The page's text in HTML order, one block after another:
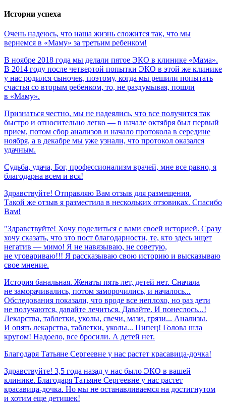
Истории успеха
Очень надеюсь, что наша жизнь сложится так, что мы
вернемся в «Маму» за третьим ребенком!
В ноябре 2018 года мы делали пятое ЭКО в клинике «Мама».
В 2014 году после четвертой попытки ЭКО в этой же клинике
у нас родился сыночек, поэтому, когда мы решили попытать
счастья со вторым ребенком, то, не раздумывая, пошли
в «Маму».
Признаться честно, мы не надеялись, что все получится так
быстро и относительно легко — в начале октября был первый
прием, потом сбор анализов и начало протокола в середине
ноября, а в декабре мы уже узнали, что протокол оказался
удачным.
Судьба, удача, Бог, профессионализм врачей, мне все равно, я
благодарна всем и вся!
Здравствуйте! Отправляю Вам отзыв для размещения.
Такой же отзыв я разместила в нескольких отзовиках. Спасибо
Вам!
"Здравствуйте! Хочу поделиться с вами своей историей. Сразу
хочу сказать, что это пост благодарности, те, кто здесь ищет
негатив — мимо! Я не навязываю, не советую,
не уговариваю!!! Я рассказываю свою историю и высказываю
свое мнение.
История банальная. Женаты пять лет, детей нет. Сначала
не заморачивались, потом заморочились, и началось...
Обследования показали, что вроде все неплохо, но раз дети
не получаются, давайте лечиться. Давайте. И понеслось...!
Лекарства, таблетки, уколы, свечи, мази, грязи... Анализы.
И опять лекарства, таблетки, уколы... Пипец! Голова шла
кругом! Надоело, все бросили. А детей нет.
Благодаря Татьяне Сергеевне у нас растет красавица-дочка!
Здравствуйте! 3,5 года назад у нас было ЭКО в вашей
клинике. Благодаря Татьяне Сергеевне у нас растет
красавица-дочка. Но мы не останавливаемся на достигнутом
и хотим еще детишек!